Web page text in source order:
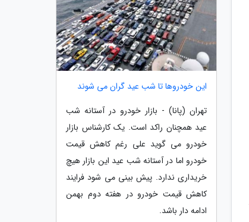
این خودروها تا شب عید گران می شوند
تهران (پانا) - بازار خودرو در آستانه شب
عید همچنان راکد است. یک کارشناس بازار
خودرو می گوید علی رغم کاهش قیمت
خودرو اما در آستانه شب عید این بازار هیچ
خریداری ندارد. پیش بینی می شود فرایند
کاهش قیمت خودرو در هفته دوم بهمن
ادامه دار باشد.